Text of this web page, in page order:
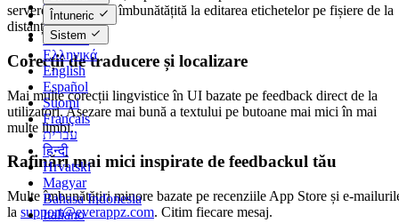
Čeština
Dansk
Deutsch
Ελληνικά
English
Español
Suomi
Français
עברית
हिन्दी
Hrvatski
Magyar
Bahasa Indonesia
Italiano
Întuneric
Sistem
servere și fiabilitate îmbunătățită la editarea etichetelor pe fișiere de la
distanță.
Corecții de traducere și localizare
Mai multe corecții lingvistice în UI bazate pe feedback direct de la
utilizatori. Așezare mai bună a textului pe butoane mai mici în mai
multe limbi.
Rafinări mai mici inspirate de feedbackul tău
Multe îmbunătățiri minore bazate pe recenziile App Store și e-
la support@everappz.com. Citim fiecare mesaj.